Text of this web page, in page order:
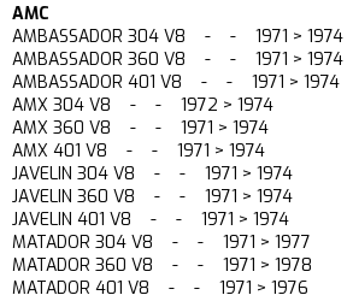
AMC
AMBASSADOR 304 V8 - - 1971 > 1974
AMBASSADOR 360 V8 - - 1971 > 1974
AMBASSADOR 401 V8 - - 1971 > 1974
AMX 304 V8 - - 1972 > 1974
AMX 360 V8 - - 1971 > 1974
AMX 401 V8 - - 1971 > 1974
JAVELIN 304 V8 - - 1971 > 1974
JAVELIN 360 V8 - - 1971 > 1974
JAVELIN 401 V8 - - 1971 > 1974
MATADOR 304 V8 - - 1971 > 1977
MATADOR 360 V8 - - 1971 > 1978
MATADOR 401 V8 - - 1971 > 1976